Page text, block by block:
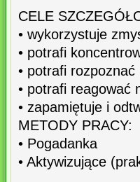
CELE
• wykorzystuje
• potrafi
• potrafi
• potrafi reagować
• zapamiętuje i
METODY PRACY:
• Pogadanka
• Aktywizujące